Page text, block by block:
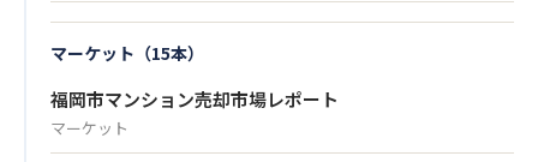
マーケット（15本）
福岡市マンション売却市場レポート
マーケット